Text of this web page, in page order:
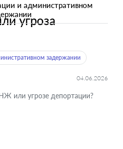
и административном
угроза
задержании
04.06.2026
или угрозе депортации?